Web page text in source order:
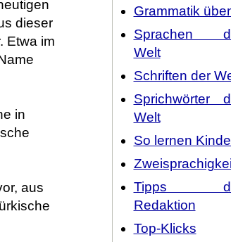
dieser
Etwa im
in
aus
Grammatik
Sprachen
Welt
Schriften der
Sprichwörter
Welt
So lernen
Tipps
Redaktion
Top-Klicks